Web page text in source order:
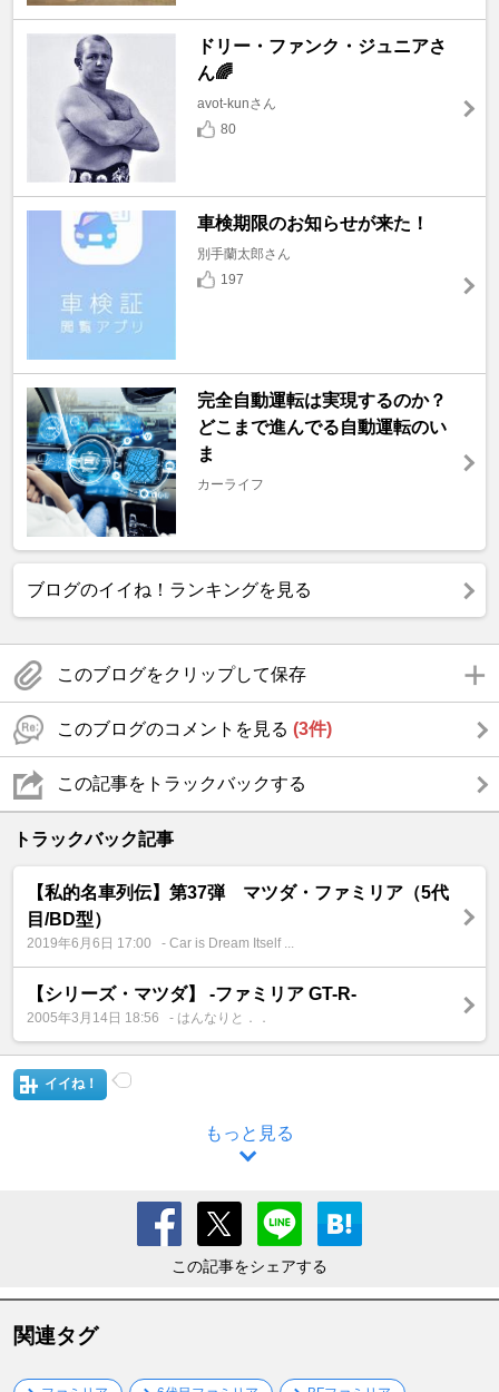
ドリー・ファンク・ジュニアさ
ん🌈
avot-kunさん
80
車検期限のお知らせが来た！
別手蘭太郎さん
197
完全自動運転は実現するのか？
どこまで進んでる自動運転のい
ま
カーライフ
ブログのイイね！ランキングを見る
このブログをクリップして保存
このブログのコメントを見る (3件)
この記事をトラックバックする
トラックバック記事
【私的名車列伝】第37弾 マツダ・ファミリア（5代
目/BD型）
2019年6月6日 17:00 - Car is Dream Itself ...
【シリーズ・マツダ】 -ファミリア GT-R-
2005年3月14日 18:56 - はんなりと．．
イイね！
もっと見る
この記事をシェアする
関連タグ